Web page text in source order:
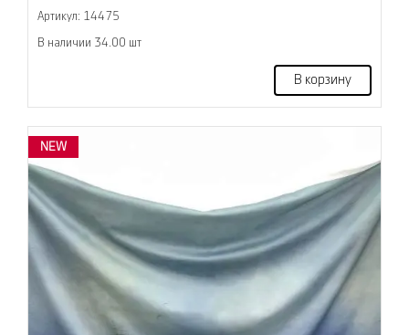
Артикул: 14475
В наличии 34.00 шт
В корзину
NEW